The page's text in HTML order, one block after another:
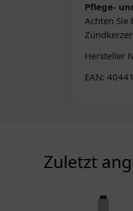
Pflege-
Achten
Hersteller
EAN:
Zuletzt